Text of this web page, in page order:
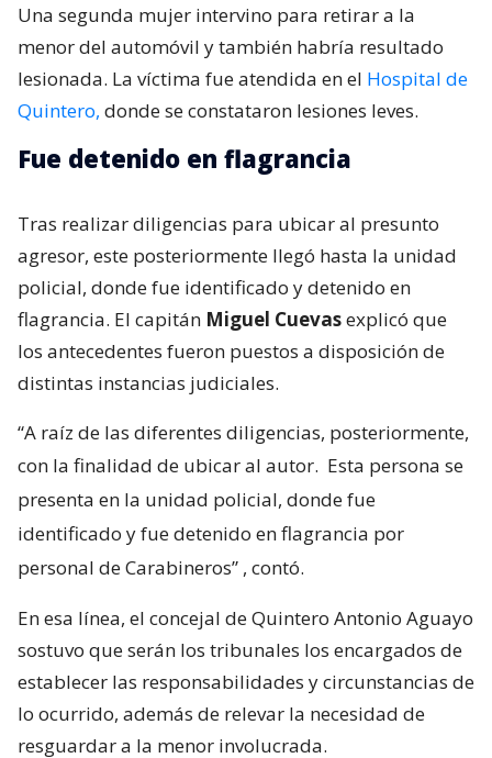
Una segunda mujer intervino para retirar a la
menor del automóvil y también habría resultado
lesionada. La víctima fue atendida en el Hospital de
Quintero, donde se constataron lesiones leves.
Fue detenido en flagrancia
Tras realizar diligencias para ubicar al presunto
agresor, este posteriormente llegó hasta la unidad
policial, donde fue identificado y detenido en
flagrancia. El capitán Miguel Cuevasexplicó que
los antecedentes fueron puestos a disposición de
distintas instancias judiciales.
“A raíz de las diferentes diligencias, posteriormente,
con la finalidad de ubicar al autor. Esta persona se
presenta en la unidad policial, donde fue
identificado y fue detenido en flagrancia por
personal de Carabineros” , contó.
En esa línea, el concejal de Quintero Antonio Aguayo
sostuvo que serán los tribunales los encargados de
establecer las responsabilidades y circunstancias de
lo ocurrido, además de relevar la necesidad de
resguardar a la menor involucrada.